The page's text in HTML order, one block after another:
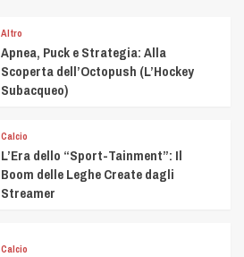
Altro
Apnea, Puck e Strategia: Alla
Scoperta dell’Octopush (L’Hockey
Subacqueo)
Calcio
L’Era dello “Sport-Tainment”: Il
Boom delle Leghe Create dagli
Streamer
Calcio